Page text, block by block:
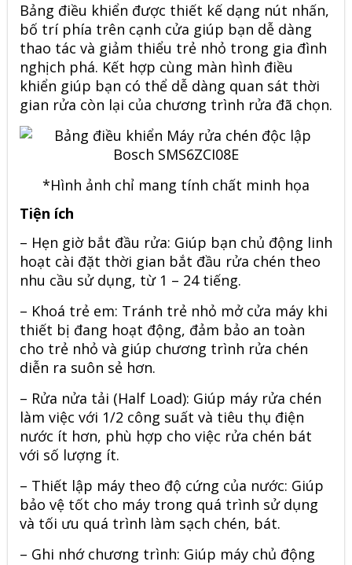
Bảng điều khiển được thiết kế dạng nút nhấn,
bố trí phía trên cạnh cửa giúp bạn dễ dàng
thao tác và giảm thiểu trẻ nhỏ trong gia đình
nghịch phá. Kết hợp cùng màn hình điều
khiển giúp bạn có thể dễ dàng quan sát thời
gian rửa còn lại của chương trình rửa đã chọn.
*Hình ảnh chỉ mang tính chất minh họa
Tiện ích
– Hẹn giờ bắt đầu rửa: Giúp bạn chủ động linh
hoạt cài đặt thời gian bắt đầu rửa chén theo
nhu cầu sử dụng, từ 1 – 24 tiếng.
– Khoá trẻ em: Tránh trẻ nhỏ mở cửa máy khi
thiết bị đang hoạt động, đảm bảo an toàn
cho trẻ nhỏ và giúp chương trình rửa chén
diễn ra suôn sẻ hơn.
– Rửa nửa tải (Half Load): Giúp máy rửa chén
làm việc với 1/2 công suất và tiêu thụ điện
nước ít hơn, phù hợp cho việc rửa chén bát
với số lượng ít.
– Thiết lập máy theo độ cứng của nước: Giúp
bảo vệ tốt cho máy trong quá trình sử dụng
và tối ưu quá trình làm sạch chén, bát.
– Ghi nhớ chương trình: Giúp máy chủ động